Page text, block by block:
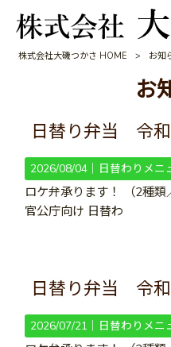
株式会社大磯つかさ HOME
> お知
お
日替り弁当 令和7年8
2026/08/04｜ 日替わりメニ
ロケ弁承ります！ （2種
官公庁向け 日替わ
日替り弁当 令和7年7
2026/07/21｜ 日替わりメニ